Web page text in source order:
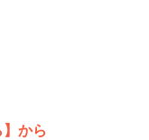
から